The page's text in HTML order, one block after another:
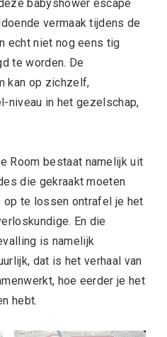
babyshower escape
vermaak tijdens de
echt niet nog eens tig
te worden. De
kan op zichzelf,
niveau in het gezelschap,
Room bestaat namelijk uit
die gekraakt moeten
te lossen ontrafel je het
En die
is namelijk
dat is het verhaal van
hoe eerder je het
hebt.